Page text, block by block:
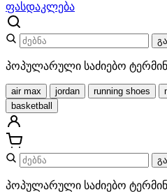
ფასდაკლება
პოპულარული საძიებო
air max jordan running shoes
basketball
პოპულარული საძიებო